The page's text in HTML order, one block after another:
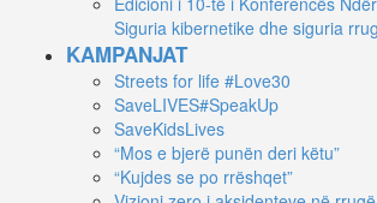
Siguria kibernetike dhe siguria
KAMPANJAT
Streets for life #Love30
SaveLIVES#SpeakUp
SaveKidsLives
“Mos e bjerë punën deri këtu”
“Kujdes se po rrëshqet”